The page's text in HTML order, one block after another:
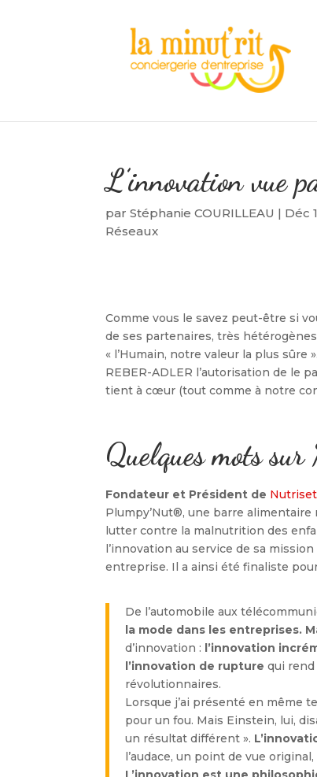
L’innovation vue
parStéphanie COURILLEAU | Déc
Réseaux
Comme vous le savez peut-être si
de ses partenaires, très
« l’Humain, notre valeur la plus sûre
REBER-ADLER l’autorisation de le
tient à cœur (tout comme à notre
Quelques mots
Fondateur et Président de Nutriset
Plumpy’Nut®, une barre
lutter contre la malnutrition des
l’innovation au service de sa
entreprise. Il a ainsi été finaliste
De l’automobile aux
la mode dans les entreprises.
d’innovation : l’innovation
l’innovation de rupture qui
révolutionnaires.
Lorsque j’ai présenté en même
pour un fou. Mais Einstein, lui,
un résultat différent ».
l’audace, un point de vue